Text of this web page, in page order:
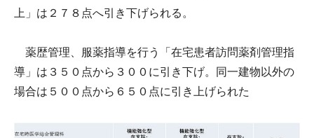
上」は２７８点へ引き下げられる。
薬歴管理、服薬指導を行う「在宅患者訪問薬剤管理指
導」は３５０点から３００に引き下げ。同一建物以外の
場合は５００点から６５０点に引き上げられた